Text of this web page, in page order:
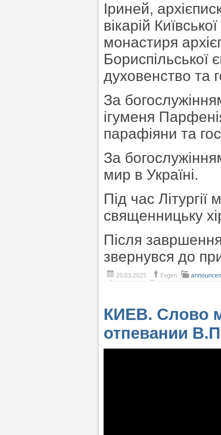
Іриней,
вікарій
монастиря
Бориспільської
духовенство та
За
ігуменя
парафіяни та
За
мир в Україні.
Під час
священницьку
Після
звернувся до
20.03.2025 Evgen
КИЕВ. Слово
отпевании